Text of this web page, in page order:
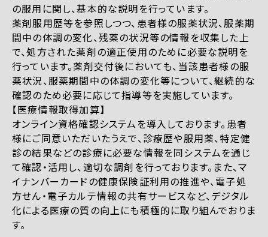
の服用に関し、基本的な説明を行っています。
薬剤服用歴等を参照しつつ、患者様の服薬状況、服薬期
間中の体調の変化、残薬の状況等の情報を収集した上
で、処方された薬剤の適正使用のために必要な説明を
行っています。薬剤交付後においても、当該患者様の服
薬状況、服薬期間中の体調の変化等について、継続的な
確認のため必要に応じて指導等を実施しています。
【医療情報取得加算】
オンライン資格確認システムを導入しております。患者
様にご同意いただいたうえで、診療歴や服用薬、特定健
診の結果などの診療に必要な情報を同システムを通じ
て確認・活用し、適切な調剤を行っております。また、マ
イナンバーカードの健康保険証利用の推進や、電子処
方せん・電子カルテ情報の共有サービスなど、デジタル
化による医療の質の向上にも積極的に取り組んでおりま
す。